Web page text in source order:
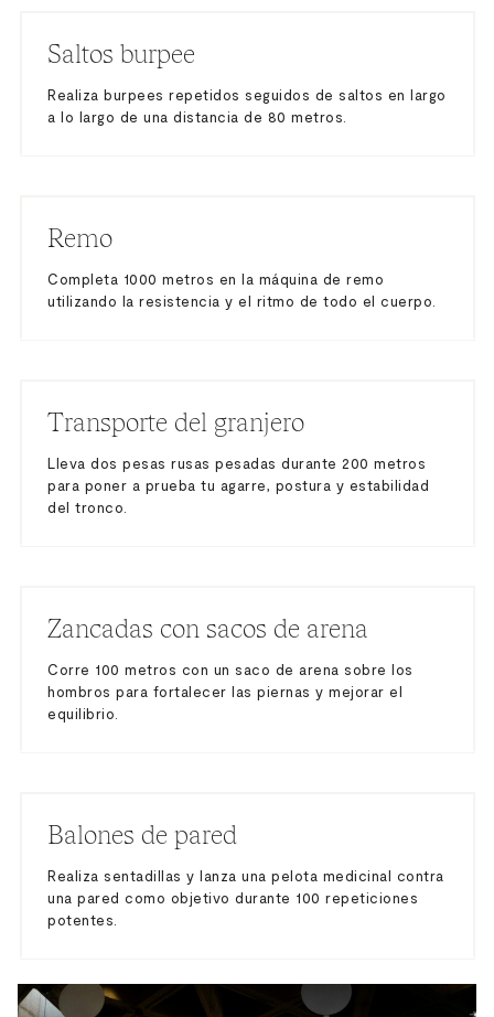
Saltos burpee
Realiza burpees repetidos seguidos de saltos en largo
a lo largo de una distancia de 80 metros.
Remo
Completa 1000 metros en la máquina de remo
utilizando la resistencia y el ritmo de todo el cuerpo.
Transporte del granjero
Lleva dos pesas rusas pesadas durante 200 metros
para poner a prueba tu agarre, postura y estabilidad
del tronco.
Zancadas con sacos de arena
Corre 100 metros con un saco de arena sobre los
hombros para fortalecer las piernas y mejorar el
equilibrio.
Balones de pared
Realiza sentadillas y lanza una pelota medicinal contra
una pared como objetivo durante 100 repeticiones
potentes.